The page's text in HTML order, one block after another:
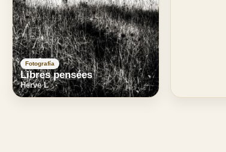
Fotografía
Libres pensées
Herve L